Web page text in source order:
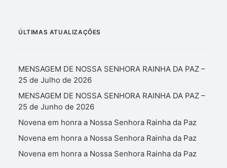
ÚLTIMAS ATUALIZAÇÕES
MENSAGEM DE NOSSA SENHORA RAINHA DA PAZ –
25 de Julho de 2026
MENSAGEM DE NOSSA SENHORA RAINHA DA PAZ –
25 de Junho de 2026
Novena em honra a Nossa Senhora Rainha da Paz
Novena em honra a Nossa Senhora Rainha da Paz
Novena em honra a Nossa Senhora Rainha da Paz